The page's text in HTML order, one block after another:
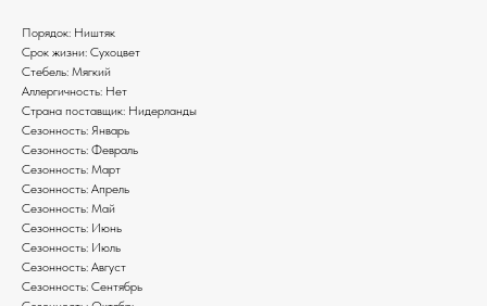
Порядок: Ништяк
Срок жизни: Сухоцвет
Стебель: Мягкий
Аллергичность: Нет
Страна поставщик: Нидерланды
Сезонность: Январь
Сезонность: Февраль
Сезонность: Март
Сезонность: Апрель
Сезонность: Май
Сезонность: Июнь
Сезонность: Июль
Сезонность: Август
Сезонность: Сентябрь